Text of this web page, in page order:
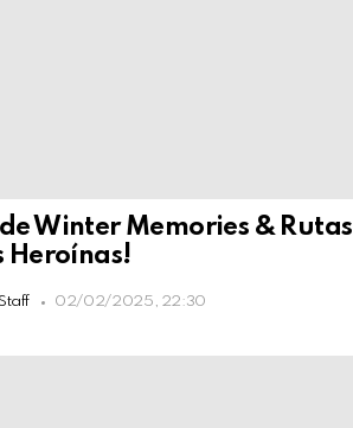
Winter Memories & Rutas
Heroínas!
02/02/2025, 22:30